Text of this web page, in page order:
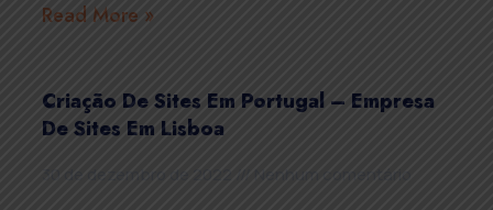
Read More »
Criação De Sites Em Portugal – Empresa
De Sites Em Lisboa